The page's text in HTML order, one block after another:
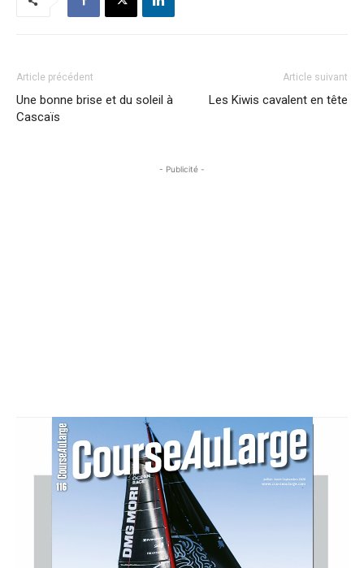
Article précédent
Une bonne brise et du soleil à
Cascaïs
Article suivant
Les Kiwis cavalent en tête
- Publicité -